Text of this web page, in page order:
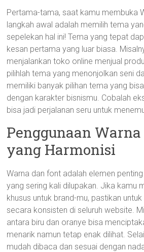
Pertama-tama, saat kamu membuka
langkah awal adalah memilih tema
sepelekan hal ini! Tema yang tepat
kesan pertama yang luar biasa.
menjalankan toko online menjual
pilihlah tema yang menonjolkan seni
memiliki banyak pilihan tema yang
dengan karakter bisnismu. Cobalah
bisa jadi perjalanan seru untuk
Penggunaan
yang Harmonisi
Warna dan font adalah elemen
yang sering kali dilupakan. Jika kamu
khusus untuk brand-mu, pastikan
secara konsisten di seluruh website.
antara biru dan oranye bisa
menarik namun tetap enak dilihat.
mudah dibaca dan sesuai dengan